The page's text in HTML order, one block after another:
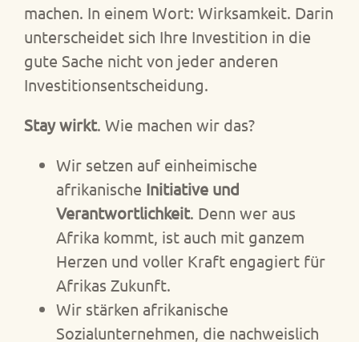
machen. In einem Wort: Wirksamkeit. Darin
unterscheidet sich Ihre Investition in die
gute Sache nicht von jeder anderen
Investitionsentscheidung.
Stay wirkt. Wie machen wir das?
Wir setzen auf einheimische
afrikanische Initiative und
Verantwortlichkeit. Denn wer aus
Afrika kommt, ist auch mit ganzem
Herzen und voller Kraft engagiert für
Afrikas Zukunft.
Wir stärken afrikanische
Sozialunternehmen, die nachweislich